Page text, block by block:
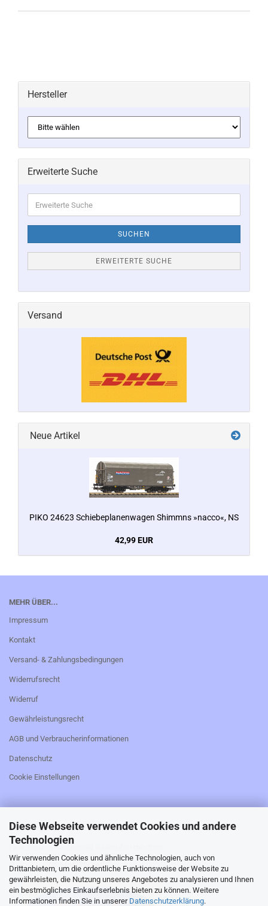
Diese Webseite verwendet Cookies und andere
Technologien
Wir verwenden Cookies und ähnliche Technologien, auch von
Drittanbietern, um die ordentliche Funktionsweise der Website zu
gewährleisten, die Nutzung unseres Angebotes zu analysieren und Ihnen
ein bestmögliches Einkaufserlebnis bieten zu können. Weitere
Informationen finden Sie in unserer Datenschutzerklärung.
Hersteller
Erweiterte Suche
Suche
SUCHEN
ERWEITERTE SUCHE
Versand
Neue Artikel
PIKO 24623 Schiebeplanenwagen Shimmns »nacco«, NS
42,99 EUR
MEHR ÜBER...
Impressum
Kontakt
Versand- & Zahlungsbedingungen
Widerrufsrecht
Widerruf
Gewährleistungsrecht
AGB und Verbraucherinformationen
Datenschutz
Cookie Einstellungen
_________________________________________________
Falls Sie den Kaufvertrag widerrufen möchten,
bitte hier klicken: